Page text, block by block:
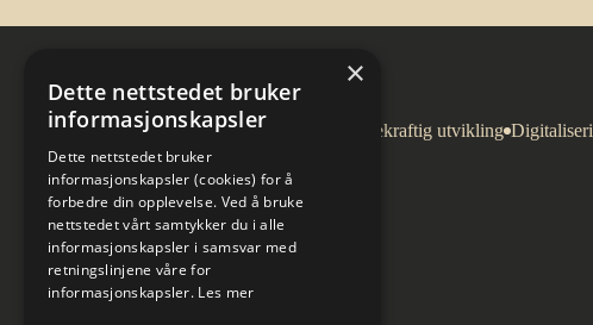
Arkitektur Bygg og eiendom Bærekraftig utvikling
×
Dette nettstedet bruker
informasjonskapsler
Dette nettstedet bruker
informasjonskapsler (cookies) for å
forbedre din opplevelse. Ved å bruke
nettstedet vårt samtykker du i alle
informasjonskapsler i samsvar med
retningslinjene våre for
informasjonskapsler. Les mer